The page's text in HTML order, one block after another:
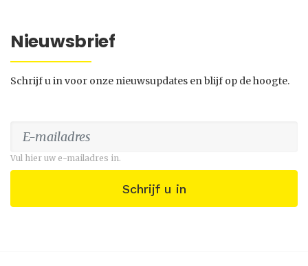
Nieuwsbrief
Schrijf u in voor onze nieuwsupdates en blijf op de hoogte.
Vul hier uw e-mailadres in.
Schrijf u in